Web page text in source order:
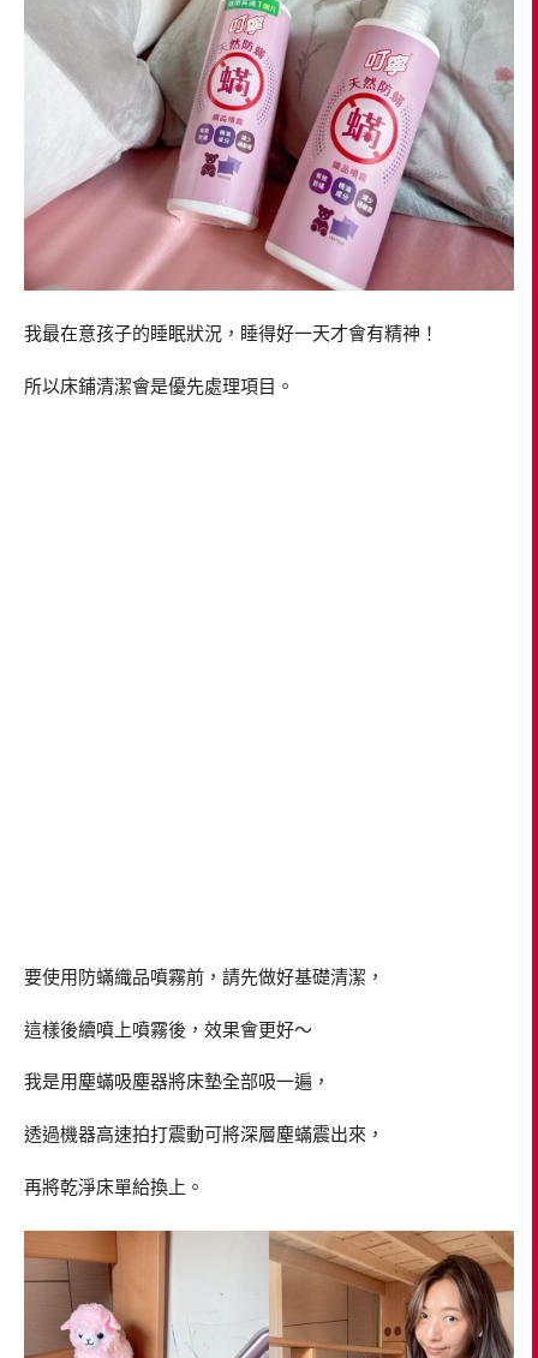
我最在意孩子的睡眠狀況，睡得好一天才會有精神！
所以床鋪清潔會是優先處理項目。
要使用防蟎織品噴霧前，請先做好基礎清潔，
這樣後續噴上噴霧後，效果會更好～
我是用塵蟎吸塵器將床墊全部吸一遍，
透過機器高速拍打震動可將深層塵蟎震出來，
再將乾淨床單給換上。